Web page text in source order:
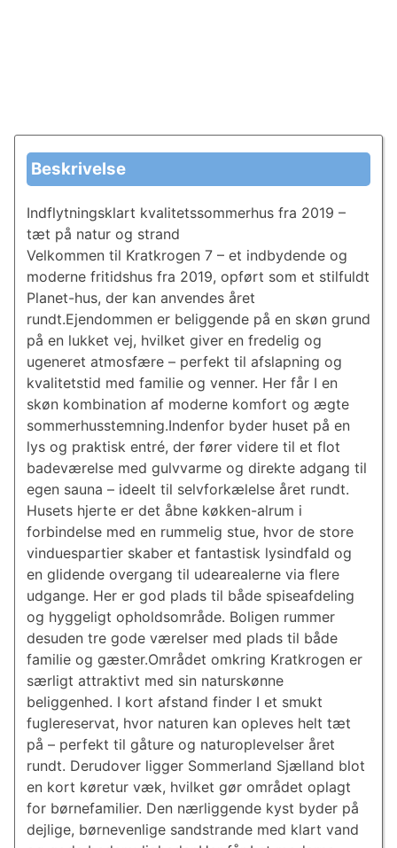
Beskrivelse
Indflytningsklart kvalitetssommerhus fra 2019 –
tæt på natur og strand
Velkommen til Kratkrogen 7 – et indbydende og
moderne fritidshus fra 2019, opført som et stilfuldt
Planet-hus, der kan anvendes året
rundt.Ejendommen er beliggende på en skøn grund
på en lukket vej, hvilket giver en fredelig og
ugeneret atmosfære – perfekt til afslapning og
kvalitetstid med familie og venner. Her får I en
skøn kombination af moderne komfort og ægte
sommerhusstemning.Indenfor byder huset på en
lys og praktisk entré, der fører videre til et flot
badeværelse med gulvvarme og direkte adgang til
egen sauna – ideelt til selvforkælelse året rundt.
Husets hjerte er det åbne køkken-alrum i
forbindelse med en rummelig stue, hvor de store
vinduespartier skaber et fantastisk lysindfald og
en glidende overgang til udearealerne via flere
udgange. Her er god plads til både spiseafdeling
og hyggeligt opholdsområde. Boligen rummer
desuden tre gode værelser med plads til både
familie og gæster.Området omkring Kratkrogen er
særligt attraktivt med sin naturskønne
beliggenhed. I kort afstand finder I et smukt
fuglereservat, hvor naturen kan opleves helt tæt
på – perfekt til gåture og naturoplevelser året
rundt. Derudover ligger Sommerland Sjælland blot
en kort køretur væk, hvilket gør området oplagt
for børnefamilier. Den nærliggende kyst byder på
dejlige, børnevenlige sandstrande med klart vand